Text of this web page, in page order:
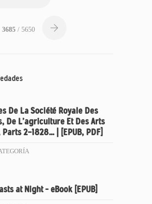
3685 / 5650
De La Société Royale Des
De L’agriculture Et Des Arts
2-1828… | [EPUB, PDF]
at Night – eBook [EPUB]